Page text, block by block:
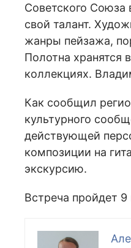
Советского Союза
свой талант.
жанры пейзажа,
Полотна хранятся
коллекциях.
Как сообщил
культурного
действующей
композиции на
экскурсию.
Встреча пройдет